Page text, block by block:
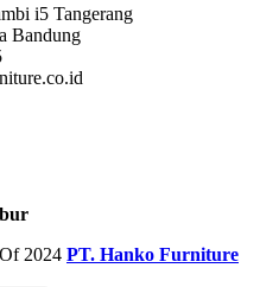
i5 Tangerang
Bandung
2024 PT. Hanko Furniture